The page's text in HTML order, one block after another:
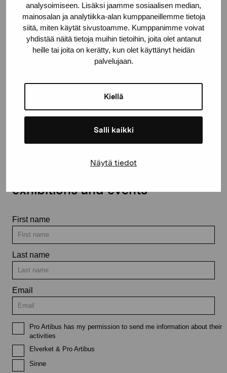
analysoimiseen. Lisäksi jaamme sosiaalisen median,
mainosalan ja analytiikka-alan kumppaneillemme tietoja
siitä, miten käytät sivustoamme. Kumppanimme voivat
yhdistää näitä tietoja muihin tietoihin, joita olet antanut
heille tai joita on kerätty, kun olet käyttänyt heidän
palvelujaan.
Kiellä
Salli kaikki
Näytä tiedot
Gustav Wasas gata 11
10600 Ekenäs
proartibus@proartibus.fi
+358 (0)50 371 6339
Contact us
exhibitions and events
First name
Last name
Email
Pro Artibus has my permission to send me information about their
activities
Elverket & Pro Artibus
Sinne